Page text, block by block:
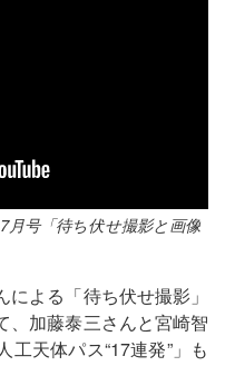
月号「待ち伏せ撮影と画像
よる「待ち伏せ撮影」
、加藤泰三さんと宮崎智
天体パス“17連発”」も